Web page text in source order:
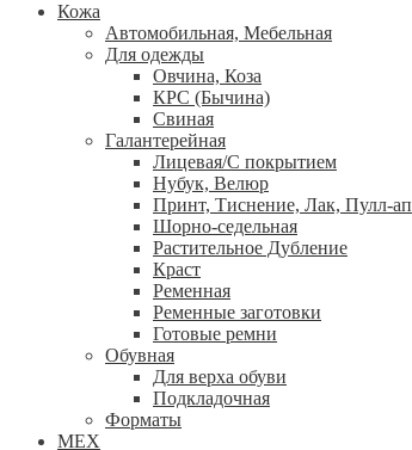
Кожа
Автомобильная, Мебельная
Для одежды
Овчина, Коза
КРС (Бычина)
Свиная
Галантерейная
Лицевая/С покрытием
Нубук, Велюр
Принт, Тиснение, Лак, Пулл-ап
Шорно-седельная
Растительное Дубление
Краст
Ременная
Ременные заготовки
Готовые ремни
Обувная
Для верха обуви
Подкладочная
Форматы
МЕХ